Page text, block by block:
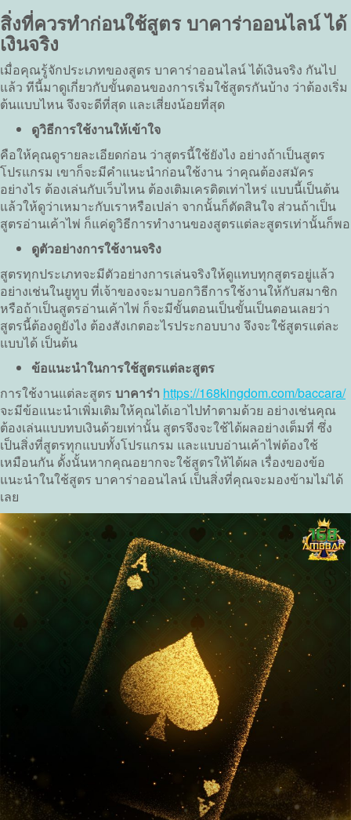
สิ่งที่ควรทำก่อนใช้สูตร บาคาร่าออนไลน์ ได้
เงินจริง
เมื่อคุณรู้จักประเภทของสูตร บาคาร่าออนไลน์ ได้เงินจริง กันไป
แล้ว ทีนี้มาดูเกี่ยวกับขั้นตอนของการเริ่มใช้สูตรกันบ้าง ว่าต้องเริ่ม
ต้นแบบไหน จึงจะดีที่สุด และเสี่ยงน้อยที่สุด
ดูวิธีการใช้งานให้เข้าใจ
คือให้คุณดูรายละเอียดก่อน ว่าสูตรนี้ใช้ยังไง อย่างถ้าเป็นสูตร
โปรแกรม เขาก็จะมีคำแนะนำก่อนใช้งาน ว่าคุณต้องสมัคร
อย่างไร ต้องเล่นกับเว็บไหน ต้องเติมเครดิตเท่าไหร่ แบบนี้เป็นต้น
แล้วให้ดูว่าเหมาะกับเราหรือเปล่า จากนั้นก็ตัดสินใจ ส่วนถ้าเป็น
สูตรอ่านเค้าไพ่ ก็แค่ดูวิธีการทำงานของสูตรแต่ละสูตรเท่านั้นก็พอ
ดูตัวอย่างการใช้งานจริง
สูตรทุกประเภทจะมีตัวอย่างการเล่นจริงให้ดูแทบทุกสูตรอยู่แล้ว
อย่างเช่นในยูทูบ ที่เจ้าของจะมาบอกวิธีการใช้งานให้กับสมาชิก
หรือถ้าเป็นสูตรอ่านเค้าไพ่ ก็จะมีขั้นตอนเป็นขั้นเป็นตอนเลยว่า
สูตรนี้ต้องดูยังไง ต้องสังเกตอะไรประกอบบาง จึงจะใช้สูตรแต่ละ
แบบได้ เป็นต้น
ข้อแนะนำในการใช้สูตรแต่ละสูตร
การใช้งานแต่ละสูตร บาคาร่า https://168kingdom.com/baccara/
จะมีข้อแนะนำเพิ่มเติมให้คุณได้เอาไปทำตามด้วย อย่างเช่นคุณ
ต้องเล่นแบบทบเงินด้วยเท่านั้น สูตรจึงจะใช้ได้ผลอย่างเต็มที่ ซึ่ง
เป็นสิ่งที่สูตรทุกแบบทั้งโปรแกรม และแบบอ่านเค้าไพ่ต้องใช้
เหมือนกัน ดั้งนั้นหากคุณอยากจะใช้สูตรให้ได้ผล เรื่องของข้อ
แนะนำในใช้สูตร บาคาร่าออนไลน์ เป็นสิ่งที่คุณจะมองข้ามไม่ได้
เลย